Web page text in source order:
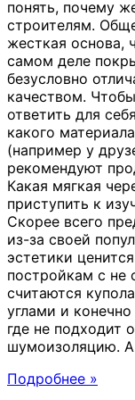
понять, почему
строителям.
жесткая основа,
самом деле
безусловно
качеством.
ответить для
какого
(например у
рекомендуют
Какая мягкая
приступить к
Скорее всего
из-за своей
эстетики
постройкам с
считаются
углами и
где не подходит
шумоизоляцию.
Подробнее »